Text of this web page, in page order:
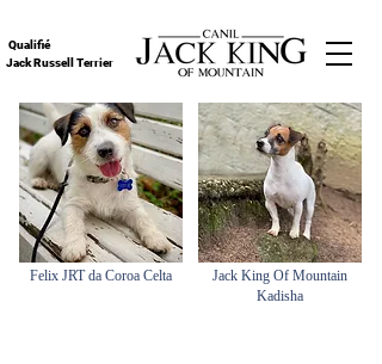
Qualifié
Jack Russell Terrier
Felix JRT da Coroa Celta
Jack King Of Mountain
Kadisha